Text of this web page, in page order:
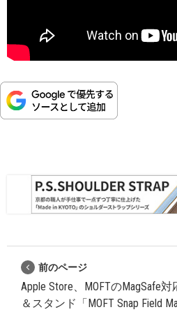
前のページ
Apple Store、MOFTのMagSafe
＆スタンド「MOFT Snap Field